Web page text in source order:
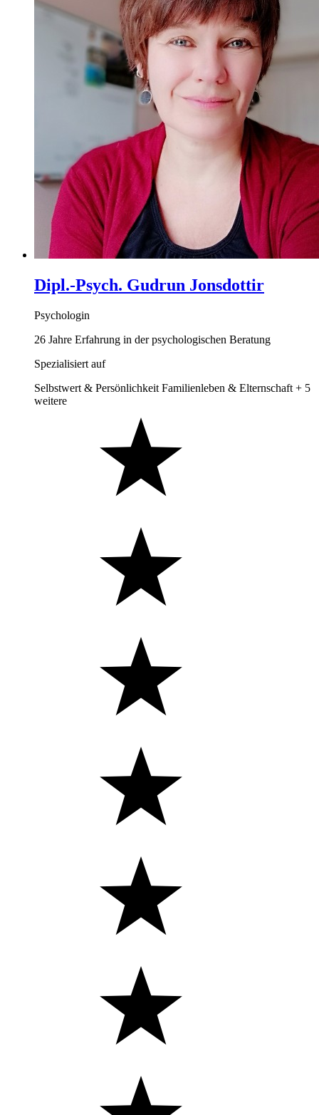
Dipl.-Psych. Gudrun Jonsdottir
Psychologin
26 Jahre Erfahrung in der psychologischen Beratung
Spezialisiert auf
Selbstwert & Persönlichkeit Familienleben & Elternschaft + 5
weitere